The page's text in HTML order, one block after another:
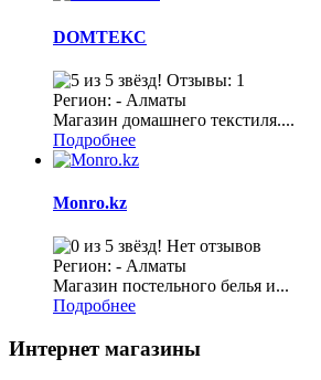
DOMTEKC
Отзывы: 1
Регион: - Алматы
Магазин домашнего текстиля....
Подробнее
Monro.kz
Нет отзывов
Регион: - Алматы
Магазин постельного белья и...
Подробнее
Интернет магазины